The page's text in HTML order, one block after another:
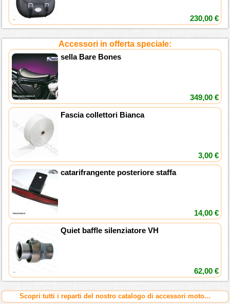
230,00 €
Accessori in offerta speciale:
sella Bare Bones
349,00 €
Fascia collettori Bianca
3,00 €
catarifrangente posteriore staffa
14,00 €
Quiet baffle silenziatore VH
62,00 €
Scopri tutti i reparti del nostro catalogo di accessori moto...